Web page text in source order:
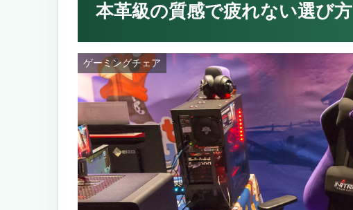
本革級の質感で疲れない選び方
ゲーミングチェア